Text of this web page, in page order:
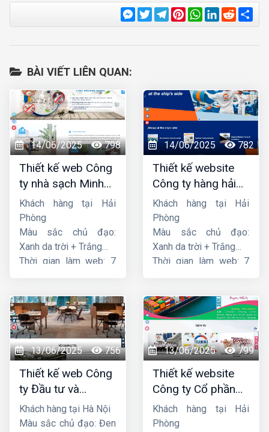
Messenger
TwitterTelegram
Pinterest
WhatsApp
LinkedIn
Reddit
BÀI VIẾT LIÊN QUAN:
14/06/2025 798
Thiết kế web Công
ty nhà sạch Minh
Dương
Khách hàng tại Hải
Phòng
Màu sắc chủ đạo:
Xanh da trời + Trắng
Thời gian làm web: 7
14/06/2025 782
Thiết kế website
Công ty hàng hải
liên minh
Khách hàng tại Hải
Phòng
Màu sắc chủ đạo:
Xanh da trời + Trắng
Thời gian làm web: 7
13/06/2025 756
Thiết kế web Công
ty Đầu tư và
Thương mại Five-
Star
Khách hàng tại Hà Nội
Màu sắc chủ đạo: Đen
13/06/2025 799
Thiết kế website
Công ty Cổ phần
dịch vụ hàng hải
Sen
Khách hàng tại Hải
Phòng